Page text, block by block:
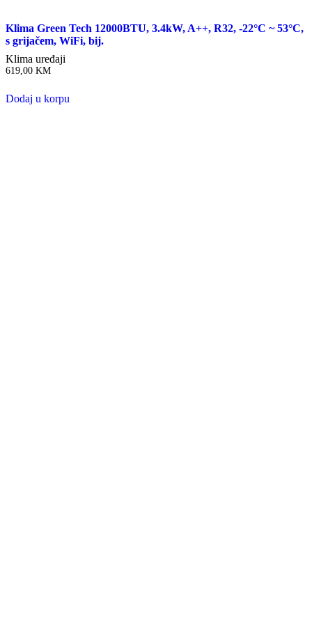
Klima Green Tech 12000BTU, 3.4kW, A++, R32, -22°C ~ 53°C,
s grijačem, WiFi, bij.
Klima uređaji
619,00 KM
Dodaj u korpu